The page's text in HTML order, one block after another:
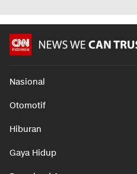
Nasional
Otomotif
Hiburan
Gaya Hidup